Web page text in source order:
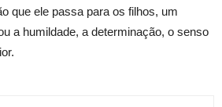
que ele passa para os filhos, um
a humildade, a determinação, o senso